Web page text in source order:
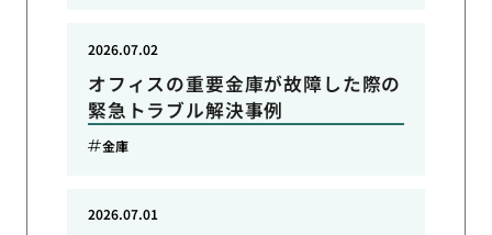
オフィスの重要金庫が故障した際の
緊急トラブル解決事例
2026.07.02
金庫
2026.07.01